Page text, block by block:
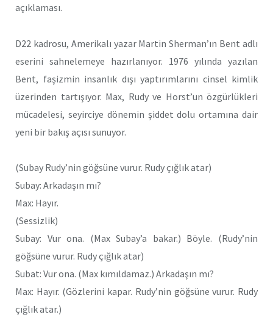
açıklaması.
D22 kadrosu, Amerikalı yazar Martin Sherman’ın Bent adlı
eserini sahnelemeye hazırlanıyor. 1976 yılında yazılan
Bent, faşizmin insanlık dışı yaptırımlarını cinsel kimlik
üzerinden tartışıyor. Max, Rudy ve Horst’un özgürlükleri
mücadelesi, seyirciye dönemin şiddet dolu ortamına dair
yeni bir bakış açısı sunuyor.
(Subay Rudy’nin göğsüne vurur. Rudy çığlık atar)
Subay: Arkadaşın mı?
Max: Hayır.
(Sessizlik)
Subay: Vur ona. (Max Subay’a bakar.) Böyle. (Rudy’nin
göğsüne vurur. Rudy çığlık atar)
Subat: Vur ona. (Max kımıldamaz.) Arkadaşın mı?
Max: Hayır. (Gözlerini kapar. Rudy’nin göğsüne vurur. Rudy
çığlık atar.)